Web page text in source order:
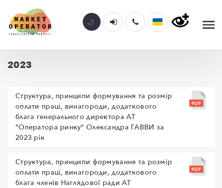
2023
Структура, принципи формування та розмір
оплати праці, винагороди, додаткового
блага генерального директора АТ
"Оператора ринку" Олександра ГАВВИ за
2023 рік
Структура, принципи формування та розмір
оплати праці, винагороди, додаткового
блага членів Наглядової ради АТ